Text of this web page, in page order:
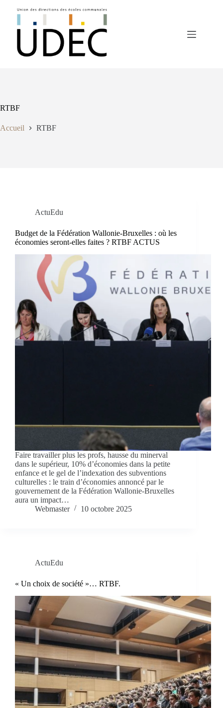
RTBF
Accueil RTBF
ActuEdu
Budget de la Fédération Wallonie-Bruxelles : où les
économies seront-elles faites ? RTBF ACTUS
Faire travailler plus les profs, hausse du minerval
dans le supérieur, 10% d’économies dans la petite
enfance et le gel de l’indexation des subventions
culturelles : le train d’économies annoncé par le
gouvernement de la Fédération Wallonie-Bruxelles
aura un impact…
Webmaster
10 octobre 2025
ActuEdu
« Un choix de société »… RTBF.